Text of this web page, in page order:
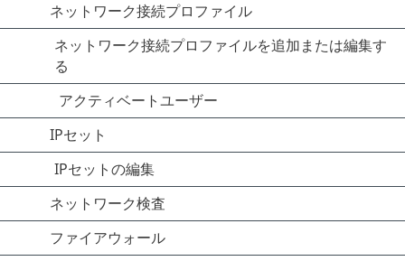
ネットワーク接続プロファイル
ネットワーク接続プロファイルを追加または編集す
る
アクティベートユーザー
IPセット
IPセットの編集
ネットワーク検査
ファイアウォール